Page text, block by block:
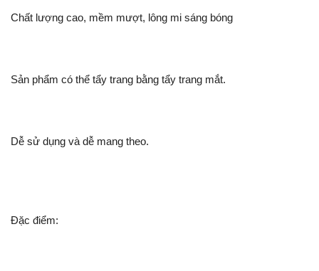
Chất lượng cao, mềm mượt, lông mi sáng bóng
Sản phẩm có thể tẩy trang bằng tẩy trang mắt.
Dễ sử dụng và dễ mang theo.
Đặc điểm: